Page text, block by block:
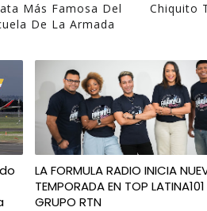
Más Famosa Del
De La Armada
Chiquito
LA FORMULA RADIO INICIA
TEMPORADA EN TOP LATINA101
GRUPO RTN